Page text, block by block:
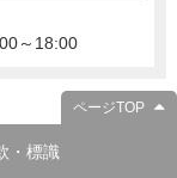
～18:00
ページTOP
・標識